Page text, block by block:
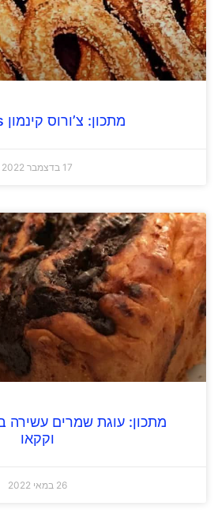
מתכון: צ’ורוס קינמון Churros
מתכון: עוגת שמרים עשירה
וקקאו